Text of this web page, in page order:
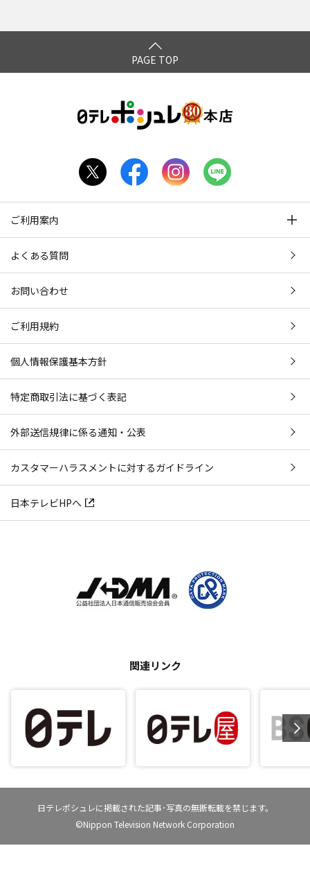
PAGE TOP
ご利用案内
よくある質問
お問い合わせ
ご利用規約
個人情報保護基本方針
特定商取引法に基づく表記
外部送信規律に係る通知・公表
カスタマーハラスメントに対するガイドライン
日本テレビHPへ
関連リンク
日テレポシュレに掲載された記事･写真の無断転載を禁じます。
©Nippon Television Network Corporation